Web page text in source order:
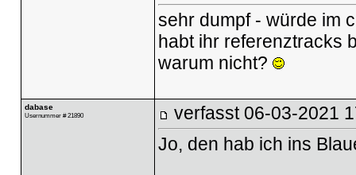
sehr dumpf - würde im
habt ihr referenztracks
warum nicht?
dabase
Usernummer # 21890 verfasst 06-03-2021
Jo, den hab ich ins